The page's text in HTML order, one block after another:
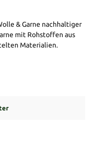
& Garne nachhaltiger
mit Rohstoffen aus
Materialien.